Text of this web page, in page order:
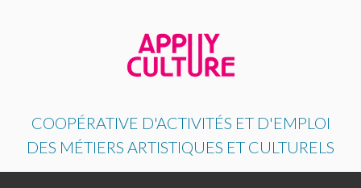
COOPÉRATIVE D'ACTIVITÉS ET D'EMPLOI
DES MÉTIERS ARTISTIQUES ET CULTURELS